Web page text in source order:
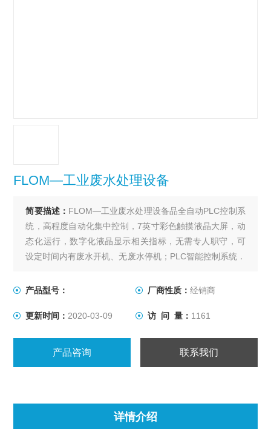
FLOM—工业废水处理设备
简要描述： FLOM—工业废水处理设备品全自动PLC控制系
统，高程度自动化集中控制，7英寸彩色触摸液晶大屏，动
态化运行，数字化液晶显示相关指标，无需专人职守，可
设定时间内有废水开机、无废水停机；PLC智能控制系统．
能。开机时设备电控系统自动检测．针对不同废水的成分
例进行自动投放药，实现科学化、合理化；
产品型号： 厂商性质： 经销商
更新时间： 2020-03-09 访 问 量： 1161
产品咨询 联系我们
详情介绍